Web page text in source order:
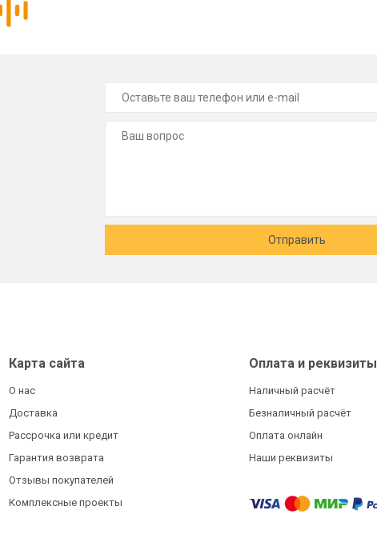
Отправить
Карта сайта
О нас
Доставка
Рассрочка или кредит
Гарантия возврата
Отзывы покупателей
Комплексные проекты
Оплата и реквизиты
Наличный расчёт
Безналичный расчёт
Оплата онлайн
Наши реквизиты